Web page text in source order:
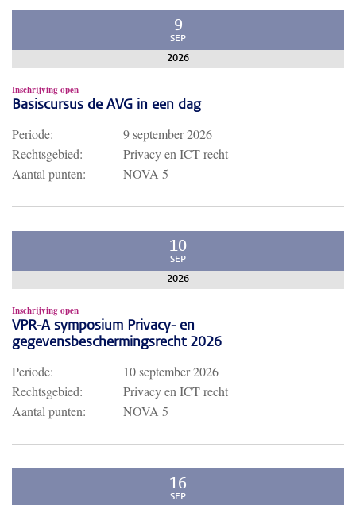
9
SEP
2026
Inschrijving open
Basiscursus de AVG in een dag
Periode:
9 september 2026
Rechtsgebied:
Privacy en ICT recht
Aantal punten:
NOVA 5
10
SEP
2026
Inschrijving open
VPR-A symposium Privacy- en
gegevensbeschermingsrecht 2026
Periode:
10 september 2026
Rechtsgebied:
Privacy en ICT recht
Aantal punten:
NOVA 5
16
SEP